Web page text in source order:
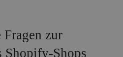
zur
Shopify-Shops